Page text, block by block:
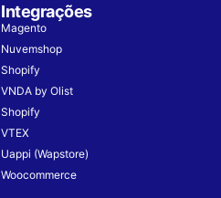
Integrações
Magento
Nuvemshop
Shopify
VNDA by Olist
Shopify
VTEX
Uappi (Wapstore)
Woocommerce